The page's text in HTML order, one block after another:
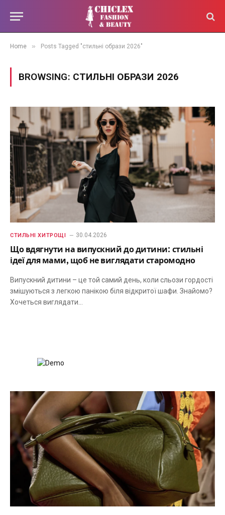
Home » Posts Tagged "стильні образи 2026"
BROWSING: СТИЛЬНІ ОБРАЗИ 2026
СТИЛЬНІ ХИТРОЩІ 30.04.2026
Що вдягнути на випускний до дитини: стильні
ідеї для мами, щоб не виглядати старомодно
Випускний дитини – це той самий день, коли сльози гордості
змішуються з легкою панікою біля відкритої шафи. Знайомо?
Хочеться виглядати…